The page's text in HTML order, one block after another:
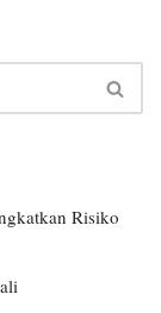
Risiko